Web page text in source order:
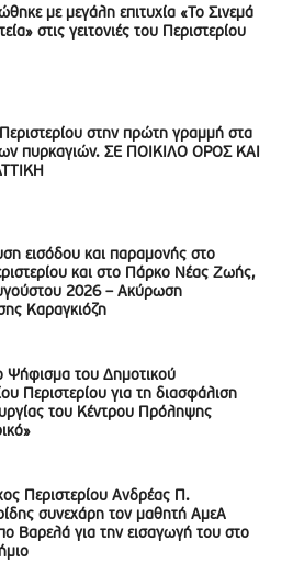
με μεγάλη επιτυχία «Το Σινεμά
στις γειτονιές του Περιστερίου
στην πρώτη γραμμή στα
πυρκαγιών. ΣΕ ΠΟΙΚΙΛΟ ΟΡΟΣ ΚΑΙ
εισόδου και παραμονής στο
και στο Πάρκο Νέας Ζωής,
2026 – Ακύρωση
Καραγκιόζη
του Δημοτικού
Περιστερίου για τη διασφάλιση
του Κέντρου Πρόληψης
Περιστερίου Ανδρέας Π.
συνεχάρη τον μαθητή ΑμεΑ
Βαρελά για την εισαγωγή του στο